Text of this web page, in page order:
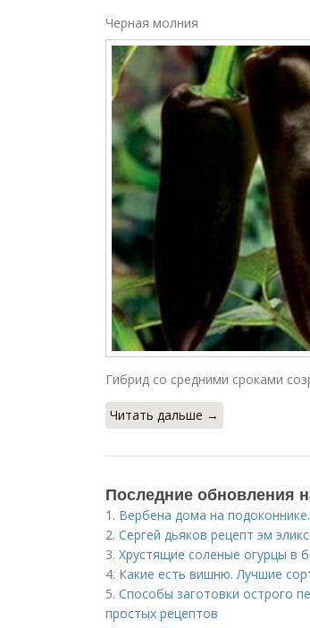
Черная молния
Гибрид со средними сроками
Читать дальше →
Последние обновления
1. Вербена дома на
2. Сергей дьяков рецепт эм
3. Хрустящие соленые огурцы в
4. Какие есть вишню. Лучшие
5. Способы заготовки острого
простых рецептов